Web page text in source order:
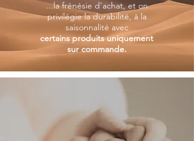
...la frénésie d'achat, et on
privilégie la durabilité, à la
saisonnalité avec
certains produits uniquement
sur commande.